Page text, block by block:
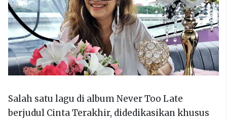
Salah satu lagu di album Never Too Late
berjudul Cinta Terakhir, didedikasikan khusus